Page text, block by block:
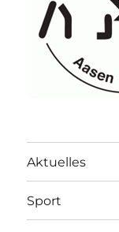
Aktuelles
Sport